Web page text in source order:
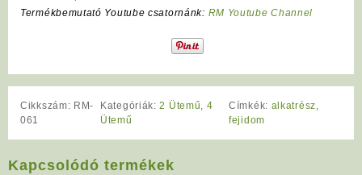
Termékbemutató Youtube csatornánk: RM Youtube Channel
Cikkszám: RM-
061
Kategóriák:2 Ütemű, 4
Ütemű
Címkék: alkatrész,
fejidom
Kapcsolódó termékek